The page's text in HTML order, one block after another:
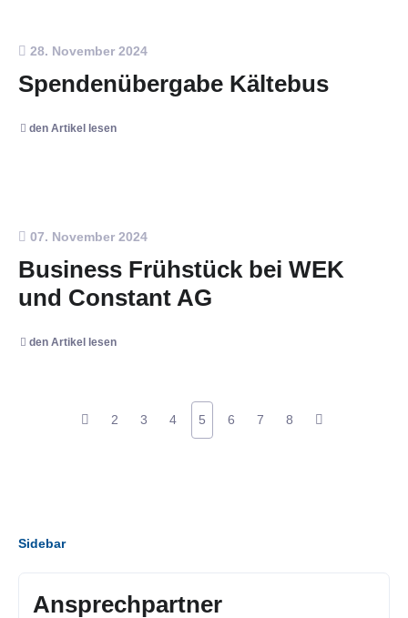
28. November 2024
Spendenübergabe Kältebus
den Artikel lesen
07. November 2024
Business Frühstück bei WEK
und Constant AG
den Artikel lesen
2 3 4 5 6 7 8
Sidebar
Ansprechpartner